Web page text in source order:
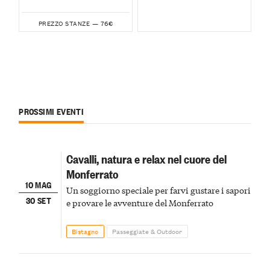
PREZZO STANZE — 76€
PROSSIMI EVENTI
10 MAG
30 SET
Cavalli, natura e relax nel cuore del
Monferrato
Un soggiorno speciale per farvi gustare i sapori
e provare le avventure del Monferrato
Bistagno Passeggiate & Outdoor